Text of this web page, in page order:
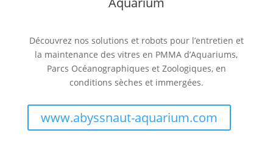
Découvrez nos solutions et robots pour l’entretien et
la maintenance des vitres en PMMA d’Aquariums,
Parcs Océanographiques et Zoologiques, en
conditions sèches et immergées.
www.abyssnaut-aquarium.com